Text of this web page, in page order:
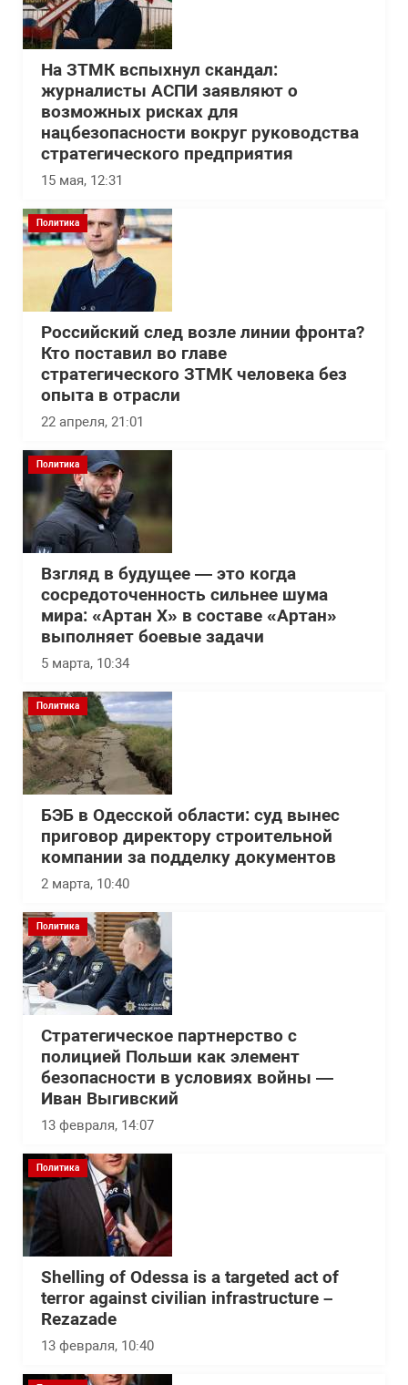
На ЗТМК вспыхнул скандал:
журналисты АСПИ заявляют о
возможных рисках для
нацбезопасности вокруг руководства
стратегического предприятия
15 мая, 12:31
Политика
Российский след возле линии фронта?
Кто поставил во главе
стратегического ЗТМК человека без
опыта в отрасли
22 апреля, 21:01
Политика
Взгляд в будущее — это когда
сосредоточенность сильнее шума
мира: «Артан Х» в составе «Артан»
выполняет боевые задачи
5 марта, 10:34
Политика
БЭБ в Одесской области: суд вынес
приговор директору строительной
компании за подделку документов
2 марта, 10:40
Политика
Стратегическое партнерство с
полицией Польши как элемент
безопасности в условиях войны —
Иван Выгивский
13 февраля, 14:07
Политика
Shelling of Odessa is a targeted act of
terror against civilian infrastructure –
Rezazade
13 февраля, 10:40